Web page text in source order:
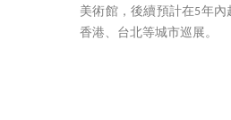
美術館，後續預計在5年內
香港、台北等城市巡展。